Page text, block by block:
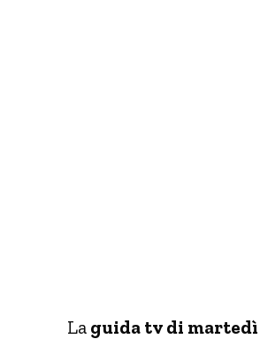
La guida tv di martedì